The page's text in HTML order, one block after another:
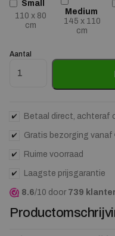
Small
110 x 80
cm
Medium
145 x 110
cm
Aantal
Wandkleed She opened
Betaal direct, achteraf
Gratis bezorging
Ruime voorraad
Laagste prijsgarantie
8.6/10 door 739